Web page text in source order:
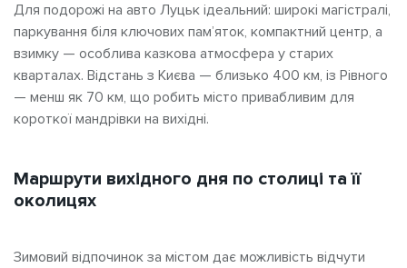
Для подорожі на авто Луцьк ідеальний: широкі магістралі,
паркування біля ключових пам’яток, компактний центр, а
взимку — особлива казкова атмосфера у старих
кварталах. Відстань з Києва — близько 400 км, із Рівного
— менш як 70 км, що робить місто привабливим для
короткої мандрівки на вихідні.
Маршрути вихідного дня по столиці та її
околицях
Зимовий відпочинок за містом дає можливість відчути